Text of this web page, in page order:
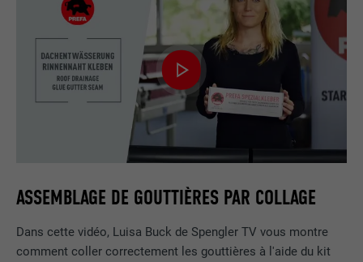
ASSEMBLAGE DE GOUTTIÈRES PAR COLLAGE
Dans cette vidéo, Luisa Buck de Spengler TV vous montre
comment coller correctement les gouttières à l'aide du kit